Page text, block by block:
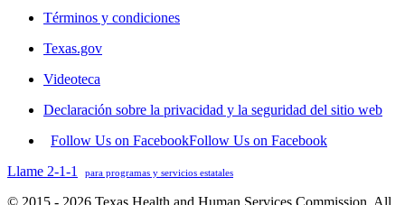
Términos y condiciones
Texas.gov
Videoteca
Declaración sobre la privacidad y la seguridad del sitio web
Follow Us on FacebookFollow Us on Facebook
Llame 2-1-1
para programas y servicios estatales
© 2015 - 2026 Texas Health and Human Services Commission. All